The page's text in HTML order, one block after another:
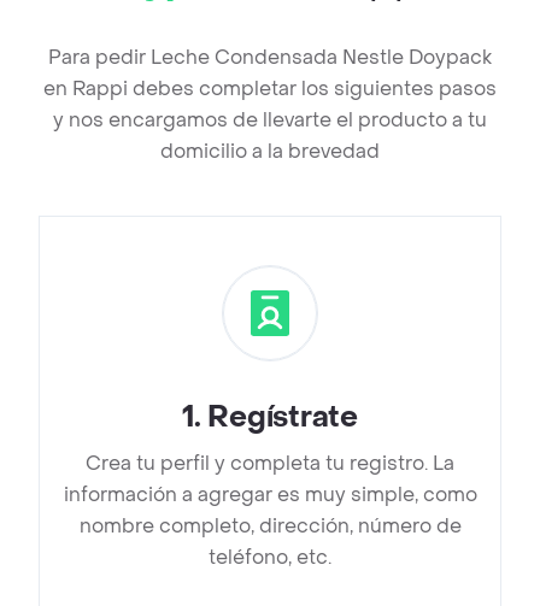
Para pedir Leche Condensada Nestle Doypack
en Rappi debes completar los siguientes pasos
y nos encargamos de llevarte el producto a tu
domicilio a la brevedad
1. Regístrate
Crea tu perfil y completa tu registro. La
información a agregar es muy simple, como
nombre completo, dirección, número de
teléfono, etc.